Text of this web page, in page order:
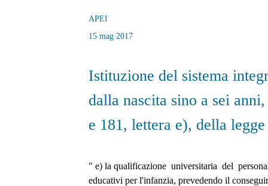
APEI
15 mag 2017
Istituzione del sistema
dalla nascita sino a sei
e 181, lettera e), della
" e) la qualificazione  universitaria  del
educativi per l'infanzia, prevedendo il